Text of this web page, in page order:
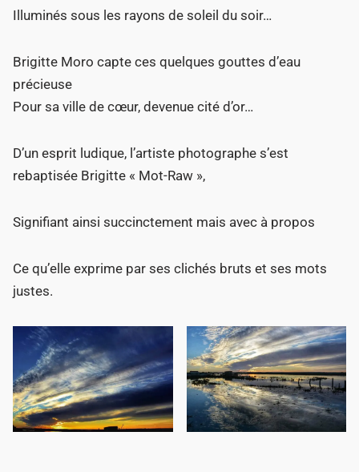
Illuminés sous les rayons de soleil du soir…
Brigitte Moro capte ces quelques gouttes d’eau
précieuse
Pour sa ville de cœur, devenue cité d’or…
D’un esprit ludique, l’artiste photographe s’est
rebaptisée Brigitte « Mot-Raw »,
Signifiant ainsi succinctement mais avec à propos
Ce qu’elle exprime par ses clichés bruts et ses mots
justes.